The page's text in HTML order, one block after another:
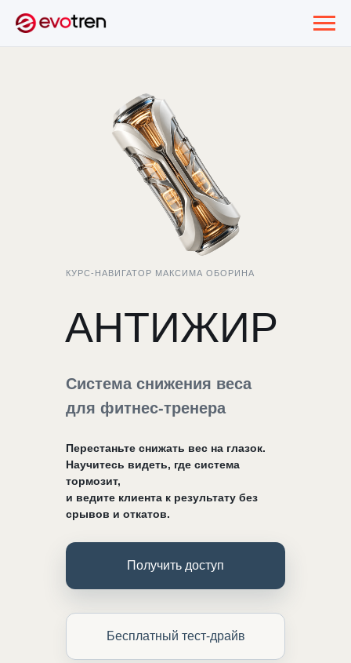
КУРС-НАВИГАТОР МАКСИМА ОБОРИНА
АНТИЖИР
Система снижения веса
для фитнес-тренера
Перестаньте снижать вес на глазок.
Научитесь видеть, где система
тормозит,
и ведите клиента к результату без
срывов и откатов.
Получить доступ
Бесплатный тест-драйв